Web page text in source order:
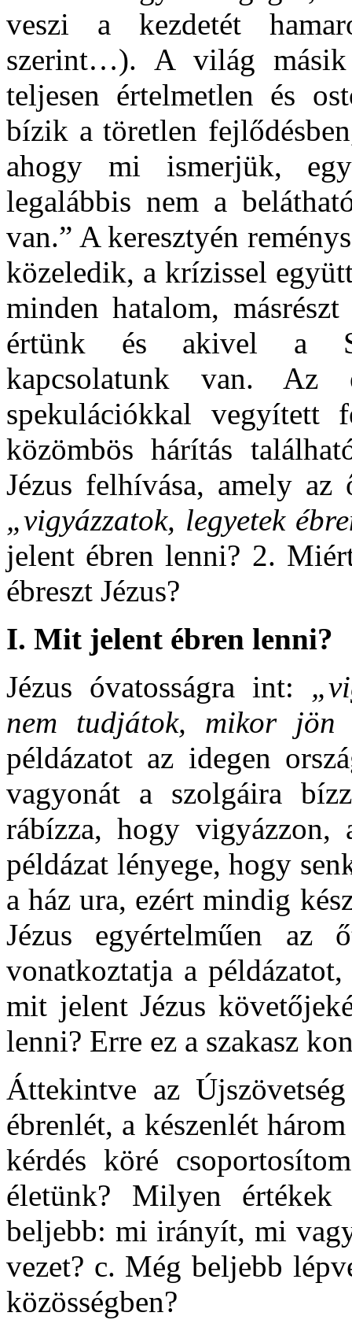
veszi a kezdetét
szerint…). A világ
teljesen értelmetlen és
bízik a töretlen
ahogy mi ismerjük,
legalábbis nem a
van.” A keresztyén
közeledik, a krízissel
minden hatalom,
értünk és akivel a
kapcsolatunk van. Az
spekulációkkal vegyített
közömbös hárítás
Jézus felhívása, amely
„vigyázzatok, legyetek
jelent ébren lenni? 2.
ébreszt Jézus?
I. Mit jelent ébren lenni?
Jézus óvatosságra int:
nem tudjátok, mikor
példázatot az idegen
vagyonát a szolgáira
rábízza, hogy vigyázzon,
példázat lényege, hogy
a ház ura, ezért mindig
Jézus egyértelműen az
vonatkoztatja a
mit jelent Jézus
lenni? Erre ez a szakasz
Áttekintve az
ébrenlét, a készenlét
kérdés köré
életünk? Milyen
beljebb: mi irányít, mi
vezet? c. Még beljebb
közösségben?